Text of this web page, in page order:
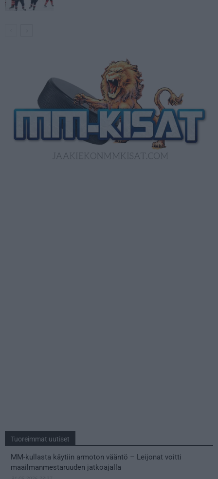
Tuoreimmat uutiset
MM-kullasta käytiin armoton vääntö – Leijonat voitti
maailmanmestaruuden jatkoajalla